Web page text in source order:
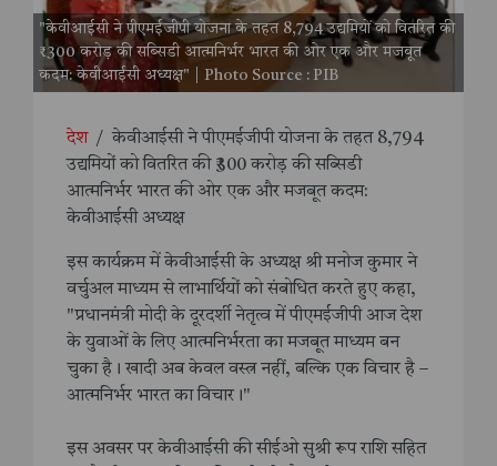
"केवीआईसी ने पीएमईजीपी योजना के तहत 8,794 उद्यमियों को वितरित की
₹300 करोड़ की सब्सिडी आत्मनिर्भर भारत की ओर एक और मजबूत
कदम: केवीआईसी अध्यक्ष" | Photo Source : PIB
देश / केवीआईसी ने पीएमईजीपी योजना के तहत 8,794
उद्यमियों को वितरित की ₹300 करोड़ की सब्सिडी
आत्मनिर्भर भारत की ओर एक और मजबूत कदम:
केवीआईसी अध्यक्ष
इस कार्यक्रम में केवीआईसी के अध्यक्ष श्री मनोज कुमार ने
वर्चुअल माध्यम से लाभार्थियों को संबोधित करते हुए कहा,
"प्रधानमंत्री मोदी के दूरदर्शी नेतृत्व में पीएमईजीपी आज देश
के युवाओं के लिए आत्मनिर्भरता का मजबूत माध्यम बन
चुका है। खादी अब केवल वस्त्र नहीं, बल्कि एक विचार है –
आत्मनिर्भर भारत का विचार।"
इस अवसर पर केवीआईसी की सीईओ सुश्री रूप राशि सहित